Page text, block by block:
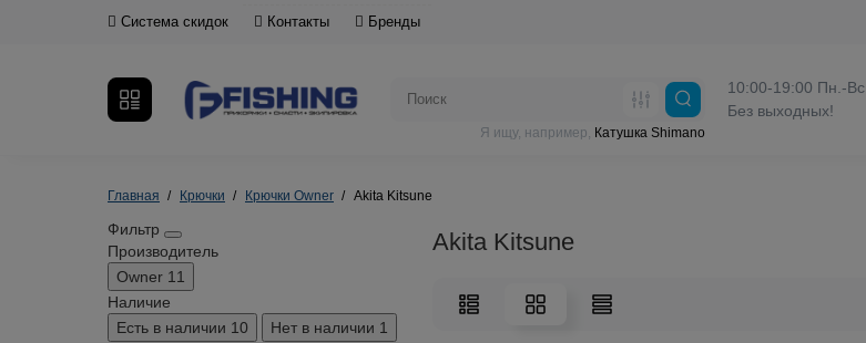
Система скидок Контакты Бренды
10:00-19:00 Пн.-Вс.
Без выходных!
Я ищу, например, Катушка Shimano
Главная Крючки Крючки Owner Akita Kitsune
Фильтр
Производитель
Owner 11
Наличие
Есть в наличии 10 Нет в наличии 1
Akita Kitsune